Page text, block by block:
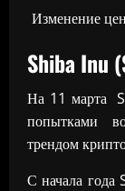
Изменение
Shiba Inu
На 11 марта
попытками
трендом
С начала года